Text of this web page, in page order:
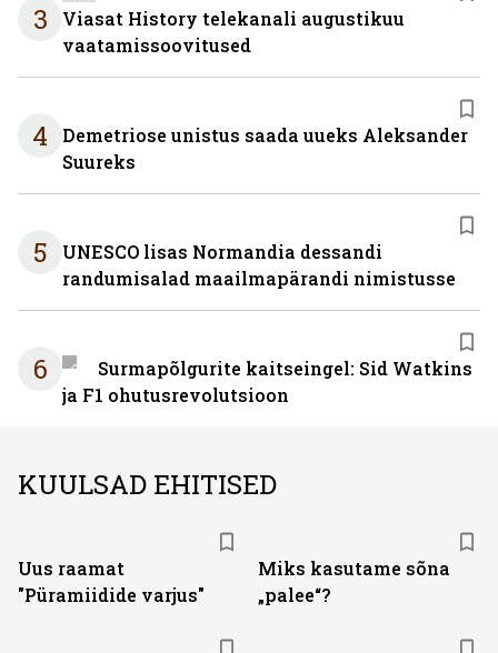
3
Viasat History telekanali augustikuu
vaatamissoovitused
4
Demetriose unistus saada uueks Aleksander
Suureks
5
UNESCO lisas Normandia dessandi
randumisalad maailmapärandi nimistusse
6
Surmapõlgurite kaitseingel: Sid Watkins
ja F1 ohutusrevolutsioon
KUULSAD EHITISED
Uus raamat
"Püramiidide varjus"
Miks kasutame sõna
„palee“?